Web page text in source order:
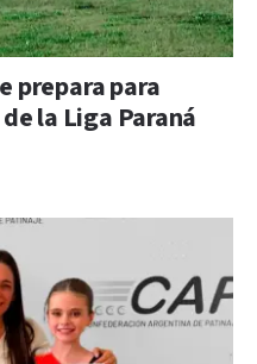
prepara para
la Liga Paraná